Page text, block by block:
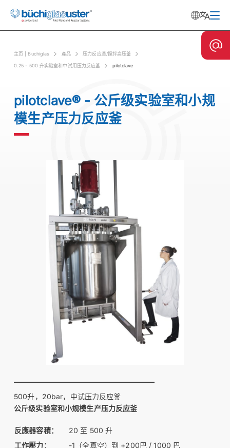
主⻚ | Buchiglas 產品 压力反应釜/搅拌高压釜
0.25 - 500 升实验室和中试用压力反应釜 pilotclave
pilotclave® - 公斤级实验室和小规
模生产压力反应釜
500升，20bar，中试压力反应釜
公斤级实验室和小规模生产压力反应釜
反應器容積：
20 至 500 升
工作壓力：
-1（全真空）到 +200巴 / 1000 巴